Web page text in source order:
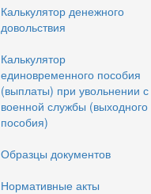
Калькулятор денежного
довольствия
Калькулятор
единовременного пособия
(выплаты) при увольнении с
военной службы (выходного
пособия)
Образцы документов
Нормативные акты